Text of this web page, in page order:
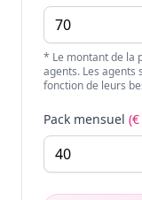
* Le montant de la
agents. Les agents
fonction de leurs
Pack mensuel